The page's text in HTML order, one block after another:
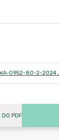
0952-80-2-
DO PDF